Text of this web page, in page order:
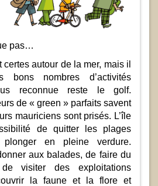
pas…
certes autour de la mer, mais il
bons nombres d’activités
reconnue reste le golf.
de « green » parfaits savent
mauriciens sont prisés. L’île
de quitter les plages
en pleine verdure.
aux balades, de faire du
visiter des exploitations
la faune et la flore et